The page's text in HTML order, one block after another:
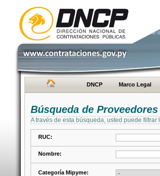
DNCP Marco Legal
Búsqueda de Proveedores
A través de esta búsqueda, usted puede
RUC:
Nombre:
Categoría Mipyme: